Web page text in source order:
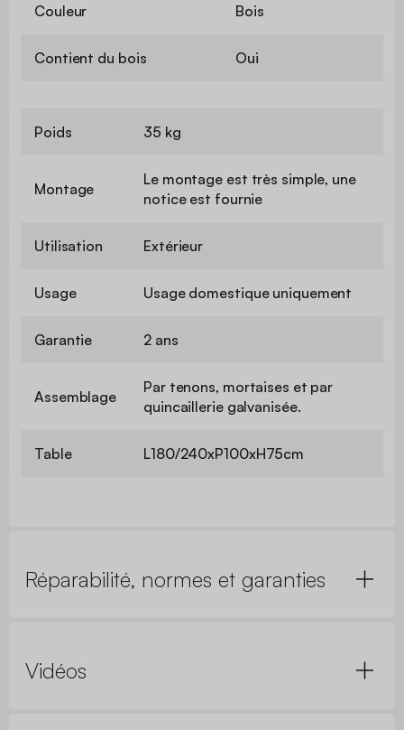
Couleur Bois
Contient du bois Oui
Poids 35 kg
Montage
Le montage est très simple, une
notice est fournie
Utilisation Extérieur
Usage Usage domestique uniquement
Garantie 2 ans
Assemblage
Par tenons, mortaises et par
quincaillerie galvanisée.
Table L180/240xP100xH75cm
Réparabilité, normes et garanties
Vidéos